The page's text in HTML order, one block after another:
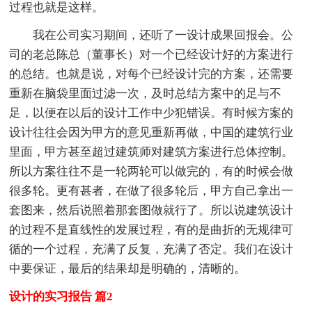
过程也就是这样。
我在公司实习期间，还听了一设计成果回报会。公
司的老总陈总（董事长）对一个已经设计好的方案进行
的总结。也就是说，对每个已经设计完的方案，还需要
重新在脑袋里面过滤一次，及时总结方案中的足与不
足，以便在以后的设计工作中少犯错误。有时候方案的
设计往往会因为甲方的意见重新再做，中国的建筑行业
里面，甲方甚至超过建筑师对建筑方案进行总体控制。
所以方案往往不是一轮两轮可以做完的，有的时候会做
很多轮。更有甚者，在做了很多轮后，甲方自己拿出一
套图来，然后说照着那套图做就行了。所以说建筑设计
的过程不是直线性的发展过程，有的是曲折的无规律可
循的一个过程，充满了反复，充满了否定。我们在设计
中要保证，最后的结果却是明确的，清晰的。
设计的实习报告 篇2